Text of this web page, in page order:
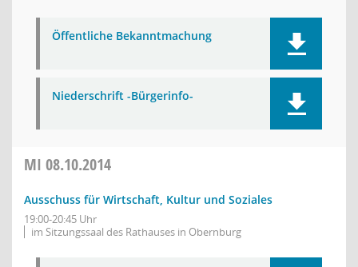
Öffentliche Bekanntmachung
Niederschrift -Bürgerinfo-
MI 08.10.2014
Ausschuss für Wirtschaft, Kultur und Soziales
19:00-20:45 Uhr
im Sitzungssaal des Rathauses in Obernburg